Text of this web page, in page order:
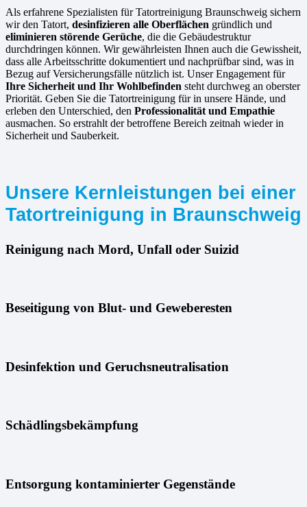
Als erfahrene Spezialisten für Tatortreinigung Braunschweig sichern
wir den Tatort, desinfizieren alle Oberflächen gründlich und
eliminieren störende Gerüche, die die Gebäudestruktur
durchdringen können. Wir gewährleisten Ihnen auch die Gewissheit,
dass alle Arbeitsschritte dokumentiert und nachprüfbar sind, was in
Bezug auf Versicherungsfälle nützlich ist. Unser Engagement für
Ihre Sicherheit und Ihr Wohlbefinden steht durchweg an oberster
Priorität. Geben Sie die Tatortreinigung für in unsere Hände, und
erleben den Unterschied, den Professionalität und Empathie
ausmachen. So erstrahlt der betroffene Bereich zeitnah wieder in
Sicherheit und Sauberkeit.
Unsere Kernleistungen bei einer
Tatortreinigung in Braunschweig
Reinigung nach Mord, Unfall oder Suizid
Beseitigung von Blut- und Geweberesten
Desinfektion und Geruchsneutralisation
Schädlingsbekämpfung
Entsorgung kontaminierter Gegenstände